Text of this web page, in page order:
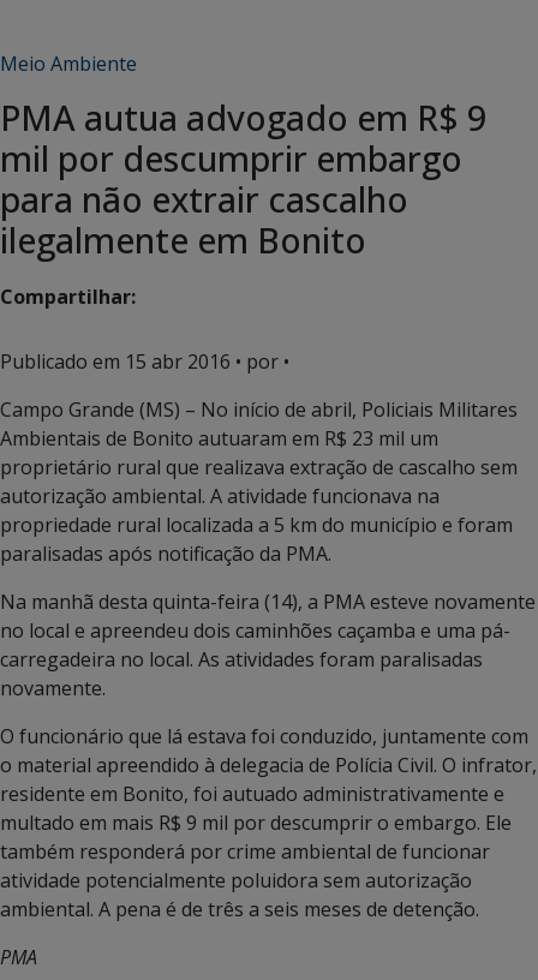
Meio Ambiente
PMA autua advogado em R$ 9
mil por descumprir embargo
para não extrair cascalho
ilegalmente em Bonito
Compartilhar:
Publicado em 15 abr 2016 • por •
Campo Grande (MS) – No início de abril, Policiais Militares
Ambientais de Bonito autuaram em R$ 23 mil um
proprietário rural que realizava extração de cascalho sem
autorização ambiental. A atividade funcionava na
propriedade rural localizada a 5 km do município e foram
paralisadas após notificação da PMA.
Na manhã desta quinta-feira (14), a PMA esteve novamente
no local e apreendeu dois caminhões caçamba e uma pá-
carregadeira no local. As atividades foram paralisadas
novamente.
O funcionário que lá estava foi conduzido, juntamente com
o material apreendido à delegacia de Polícia Civil. O infrator,
residente em Bonito, foi autuado administrativamente e
multado em mais R$ 9 mil por descumprir o embargo. Ele
também responderá por crime ambiental de funcionar
atividade potencialmente poluidora sem autorização
ambiental. A pena é de três a seis meses de detenção.
PMA